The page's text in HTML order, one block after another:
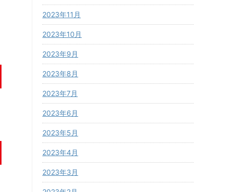
2023年11月
2023年10月
2023年9月
2023年8月
2023年7月
2023年6月
2023年5月
2023年4月
2023年3月